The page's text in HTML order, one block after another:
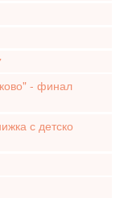
- финал
с детско